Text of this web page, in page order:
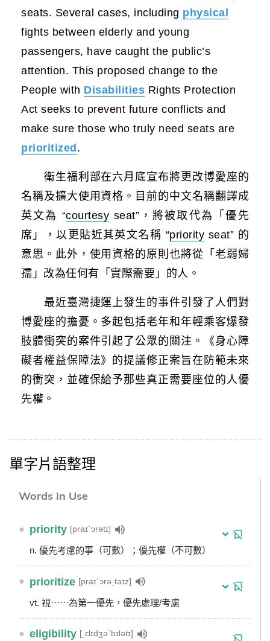
seats. Several cases, including physical
fights between elderly and young
passengers, have caught the public’s
attention. This proposed change to the
People with Disabilities Rights Protection
Act seeks to prevent future conflicts and
make sure those who truly need seats are
prioritized.
衛生福利部在六月底宣布將更改博愛座的
名稱及擴大使用資格。目前的中文名稱翻譯成
英文為 “courtesy seat”，將被取代為「優先
席」，以更貼近其英文名稱 “priority seat” 的
意思。此外，使用資格的原則也將從「老弱婦
孺」改為任何有「實際需要」的人。
最近臺灣捷運上發生的事件引發了人們對
博愛座的擔憂。多起包括老年和年輕乘客爆發
肢體衝突的案件引起了公眾的關注。《身心障
礙者權益保障法》的提議修正案旨在防範未來
的衝突，並確保給予那些真正需要座位的人優
先權。
單字片語整理
Words in Use
● priority [praɪˋɔrətɪ]
n. 優先考慮的事（可數）；優先權（不可數）
● prioritize [praɪˋɔrə͵taɪz]
vt. 視⋯⋯為第一優先，優先處理/考慮
● eligibility [͵ɛlɪdʒəˋbɪlətɪ]